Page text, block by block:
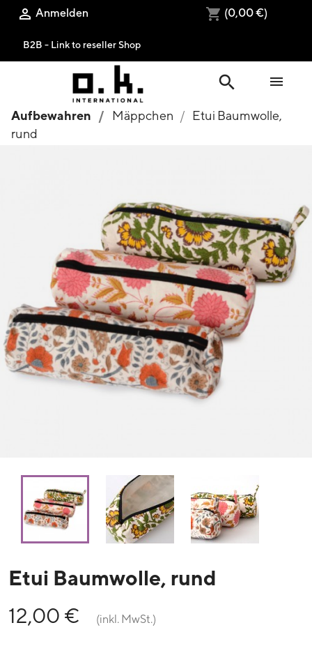
 Anmelden shopping_cart (0,00 €)
B2B - Link to reseller Shop
search 
Aufbewahren Mäppchen
Etui Baumwolle,
rund
Etui Baumwolle, rund
12,00 €
(inkl. MwSt.)